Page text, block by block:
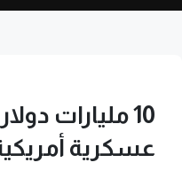
10 مليارات
عسكرية